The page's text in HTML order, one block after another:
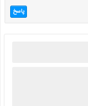
پاسخ